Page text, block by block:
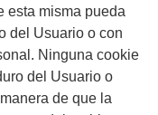
esta misma pueda
del Usuario o con
Ninguna cookie
del Usuario o
de que la